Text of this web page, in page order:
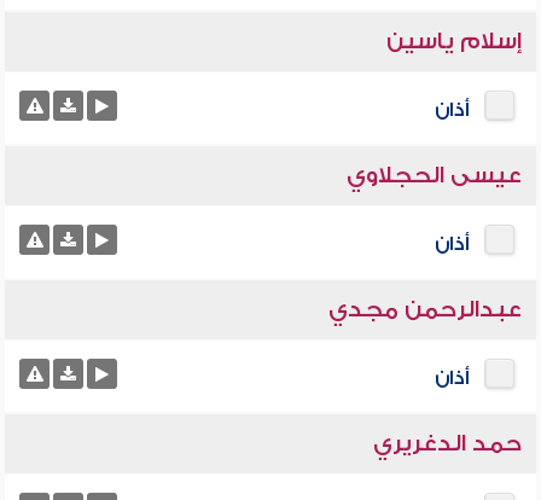
إسلام ياسين
أذان
عيسى الحجلاوي
أذان
عبدالرحمن مجدي
أذان
حمد الدغريري